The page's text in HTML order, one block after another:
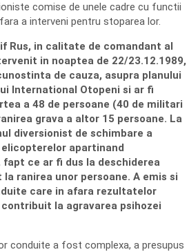
comise de unele cadre cu functii
a interveni pentru stoparea lor.
Rus, in calitate de comandant al
in noaptea de 22/23.12.1989,
de cauza, asupra planului
International Otopeni si ar fi
a 48 de persoane (40 de militari
grava a altor 15 persoane. La
diversionist de schimbare a
apartinand
ce ar fi dus la deschiderea
ranirea unor persoane. A emis si
care in afara rezultatelor
la agravarea psihozei
conduite a fost complexa, a presupus